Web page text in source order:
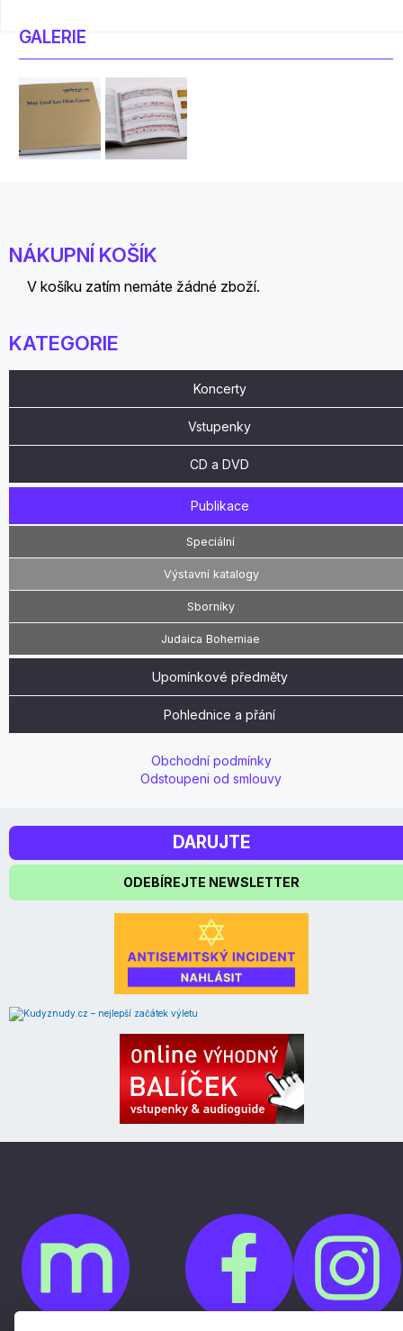
GALERIE
NÁKUPNÍ KOŠÍK
V košíku zatím nemáte žádné zboží.
KATEGORIE
Koncerty
Vstupenky
CD a DVD
Publikace
Speciální
Výstavní katalogy
Sborníky
Judaica Bohemiae
Upomínkové předměty
Pohlednice a přání
Obchodní podmínky
Odstoupeni od smlouvy
DARUJTE
ODEBÍREJTE NEWSLETTER